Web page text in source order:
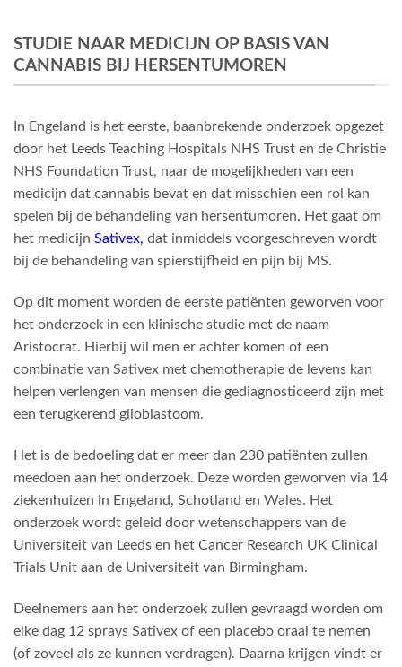
STUDIE NAAR MEDICIJN OP BASIS VAN
CANNABIS BIJ HERSENTUMOREN
In Engeland is het eerste, baanbrekende onderzoek opgezet
door het Leeds Teaching Hospitals NHS Trust en de Christie
NHS Foundation Trust, naar de mogelijkheden van een
medicijn dat cannabis bevat en dat misschien een rol kan
spelen bij de behandeling van hersentumoren. Het gaat om
het medicijn Sativex, dat inmiddels voorgeschreven wordt
bij de behandeling van spierstijfheid en pijn bij MS.
Op dit moment worden de eerste patiënten geworven voor
het onderzoek in een klinische studie met de naam
Aristocrat. Hierbij wil men er achter komen of een
combinatie van Sativex met chemotherapie de levens kan
helpen verlengen van mensen die gediagnosticeerd zijn met
een terugkerend glioblastoom.
Het is de bedoeling dat er meer dan 230 patiënten zullen
meedoen aan het onderzoek. Deze worden geworven via 14
ziekenhuizen in Engeland, Schotland en Wales. Het
onderzoek wordt geleid door wetenschappers van de
Universiteit van Leeds en het Cancer Research UK Clinical
Trials Unit aan de Universiteit van Birmingham.
Deelnemers aan het onderzoek zullen gevraagd worden om
elke dag 12 sprays Sativex of een placebo oraal te nemen
(of zoveel als ze kunnen verdragen). Daarna krijgen vindt er